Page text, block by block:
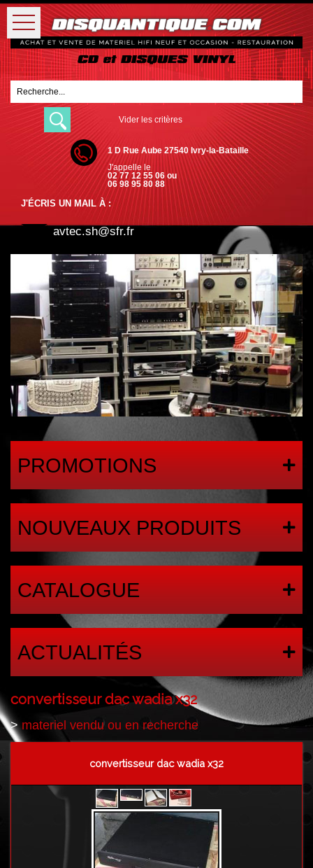
Vider les critères
1 D Rue Aube 27540 Ivry-la-Bataille
J'appelle le
02 77 12 55 06 ou
06 98 95 80 88
J'ÉCRIS UN MAIL À :
avtec.sh@sfr.fr
PROMOTIONS
NOUVEAUX PRODUITS
CATALOGUE
ACTUALITÉS
convertisseur dac wadia x32
>materiel vendu ou en recherche
convertisseur dac wadia x32